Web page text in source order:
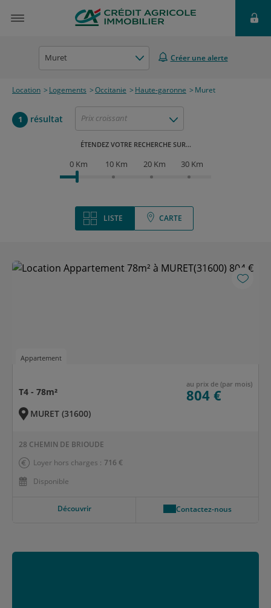
Muret Créer une alerte
Location Logements Occitanie Haute-garonne Muret
1 résultat Prix croissant
ÉTENDEZ VOTRE RECHERCHE SUR...
0 Km 10 Km 20 Km 30 Km
LISTE CARTE
Appartement
T4 - 78m²
au prix de (par mois)
804 €
MURET (31600)
28 CHEMIN DE BRIOUDE
Loyer hors charges : 716 €
Disponible
Découvrir Contactez-nous